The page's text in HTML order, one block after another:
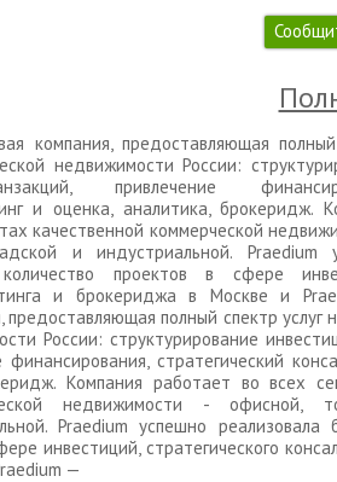
компания, предоставляющая
недвижимости России:
привлечение
и оценка, аналитика, брокеридж.
качественной коммерческой
и индустриальной. Praedium
проектов в сфере
и брокериджа в Москве и
предоставляющая полный спектр услуг
России: структурирование
финансирования, стратегический
Компания работает во всех
недвижимости - офисной,
Praedium успешно реализовала
инвестиций, стратегического
—